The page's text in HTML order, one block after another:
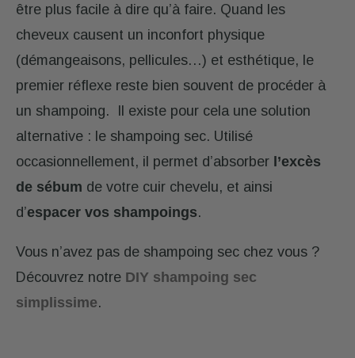
être plus facile à dire qu’à faire. Quand les
cheveux causent un inconfort physique
(démangeaisons, pellicules…) et esthétique, le
premier réflexe reste bien souvent de procéder à
un shampoing. Il existe pour cela une solution
alternative : le shampoing sec. Utilisé
occasionnellement, il permet d’absorber l’excès
de sébum de votre cuir chevelu, et ainsi
d’espacer vos shampoings.
Vous n’avez pas de shampoing sec chez vous ?
Découvrez notre DIY shampoing sec
simplissime.